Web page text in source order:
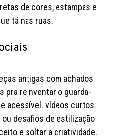
de cores, estampas e
tá nas ruas.
antigas com achados
pra reinventar o guarda-
acessível. vídeos curtos
desafios de estilização
e soltar a criatividade.